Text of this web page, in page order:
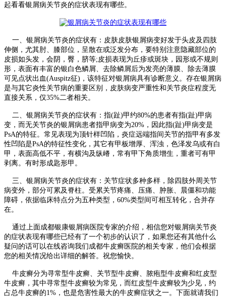
起看看银屑病关节炎的症状表现有哪些。
一、银屑病关节炎的症状有：皮肤皮肤银屑病变好发于头皮及四肢
伸侧，尤其肘、膝部位，呈散在或泛发分布，要特别注意隐藏部位的
皮损如头发，会阴，臀，脐等;皮损表现为丘疹或斑块，园形或不规则
形，表面有丰富的银白色鳞屑、去除鳞屑后为发亮的薄膜、除去薄膜
可见点状出血(Auspitz征)，该特征对银屑病具有诊断意义。存在银屑病
是与其它炎性关节病的重要区别，皮肤病变严重性和关节炎症程度无
直接关系，仅35%二者相关。
二、银屑病关节炎的症状有：指(趾)甲约80%的患者有指(趾)甲病
变，而无关节炎的银屑病患者指甲病变为20%，因此指(趾)甲病变是
PsA的特征。常见表现为顶针样凹陷，炎症远端指间关节的指甲有多发
性凹陷是PsA的特征性变化，其它有甲板增厚、浑浊，色泽发乌或有白
甲，表面高低不平，有横沟及纵嵴，常有甲下角质增生，重者可有甲
剥离。有时形成匙形甲。
三、银屑病关节炎的症状有：关节症状多种多样，除四肢外周关节
病变外，部分可累及脊柱。受累关节疼痛、压痛、肿胀、晨僵和功能
障碍，依据临床特点分为五种类型，60%类型间可相互转化，合并存
在。
通过上面成都银康银屑病医院专家的介绍，相信您对银屑病关节炎
的症状表现有哪些已经有了一个初步的认识了，如果您还有其他什么
疑问的话可以在线咨询我们成都牛皮癣医院的相关专家，他们会根据
您的相关情况给出详细的解答。祝您愉快。
牛皮癣分为寻常型牛皮癣、关节型牛皮癣、脓疱型牛皮癣和红皮型
牛皮癣，其中寻常型牛皮癣较为常见，而红皮型牛皮癣较为少见，约
占总牛皮癣的1%，也是危害性最大的牛皮癣症状之一。下面就请我们